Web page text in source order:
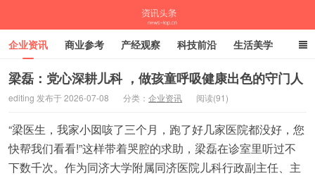
企业资讯 商业参考 产经观察 科技前沿 生活美学
时尚潮流 母婴亲子 专栏
梁磊：党心深耕儿科 ，做孩童呼吸健康出色的守门人
editing 发布于 2026-07-08 分类： 企业资讯 阅读(91)
“梁医生，我家小囡咳了三个月，跑了好几家医院都没好，您
快帮我们看看!”这样带着哭腔的求助，梁磊在诊室里听过不
下数千次。作为同济大学附属同济医院儿科行政副主任、主